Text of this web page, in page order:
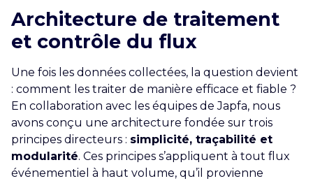
Architecture de traitement
et contrôle du flux
Une fois les données collectées, la question devient
: comment les traiter de manière efficace et fiable ?
En collaboration avec les équipes de Japfa, nous
avons conçu une architecture fondée sur trois
principes directeurs : simplicité, traçabilité et
modularité. Ces principes s’appliquent à tout flux
événementiel à haut volume, qu’il provienne